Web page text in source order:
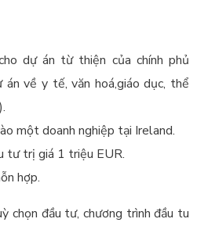
dự án từ thiện của chính phủ
án về y tế, văn hoá,giáo dục, thể
một doanh nghiệp tại Ireland.
tư trị giá 1 triệu EUR.
hợp.
chọn đầu tư, chương trình đầu tu